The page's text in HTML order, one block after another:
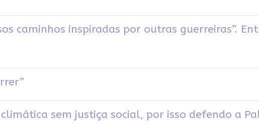
caminhos inspiradas por outras guerreiras”.
sem justiça social, por isso defendo a